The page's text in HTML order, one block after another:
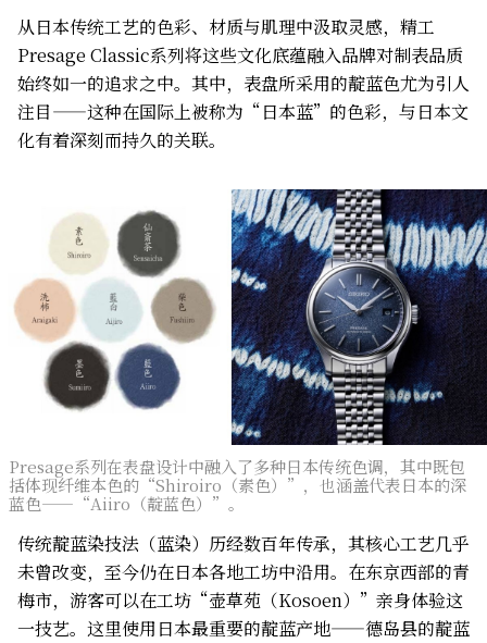
从日本传统工艺的色彩、材质与肌理中汲取灵感，精工
Presage Classic系列将这些文化底蕴融入品牌对制表品质
始终如一的追求之中。其中，表盘所采用的靛蓝色尤为引人
注目——这种在国际上被称为“日本蓝”的色彩，与日本文
化有着深刻而持久的关联。
Presage系列在表盘设计中融入了多种日本传统色调，其中既包
括体现纤维本色的“Shiroiro（素色）”，也涵盖代表日本的深
蓝色——“Aiiro（靛蓝色）”。
传统靛蓝染技法（蓝染）历经数百年传承，其核心工艺几乎
未曾改变，至今仍在日本各地工坊中沿用。在东京西部的青
梅市，游客可以在工坊“壶草苑（Kosoen）”亲身体验这
一技艺。这里使用日本最重要的靛蓝产地——德岛县的靛蓝